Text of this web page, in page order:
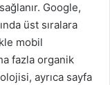
Google,
üst sıralara
mobil
fazla organik
ayrıca sayfa